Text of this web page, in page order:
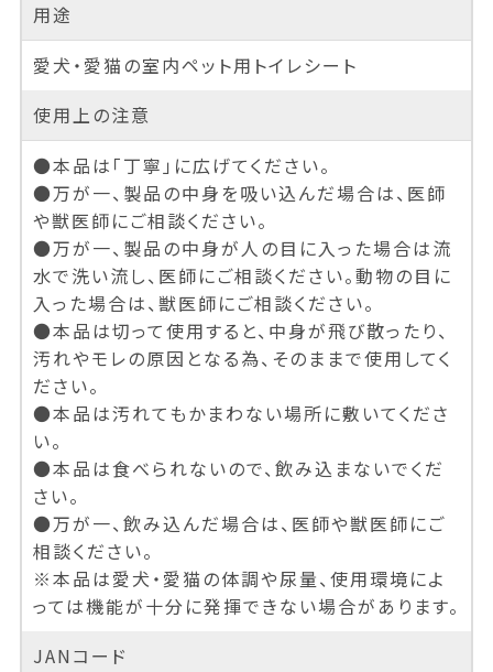
用途
愛犬・愛猫の室内ペット用トイレシート
使用上の注意
●本品は「丁寧」に広げてください。
●万が一、製品の中身を吸い込んだ場合は、医師
や獣医師にご相談ください。
●万が一、製品の中身が人の目に入った場合は流
水で洗い流し、医師にご相談ください。動物の目に
入った場合は、獣医師にご相談ください。
●本品は切って使用すると、中身が飛び散ったり、
汚れやモレの原因となる為、そのままで使用してく
ださい。
●本品は汚れてもかまわない場所に敷いてくださ
い。
●本品は食べられないので、飲み込まないでくだ
さい。
●万が一、飲み込んだ場合は、医師や獣医師にご
相談ください。
※本品は愛犬・愛猫の体調や尿量、使用環境によ
っては機能が十分に発揮できない場合があります。
JANコード